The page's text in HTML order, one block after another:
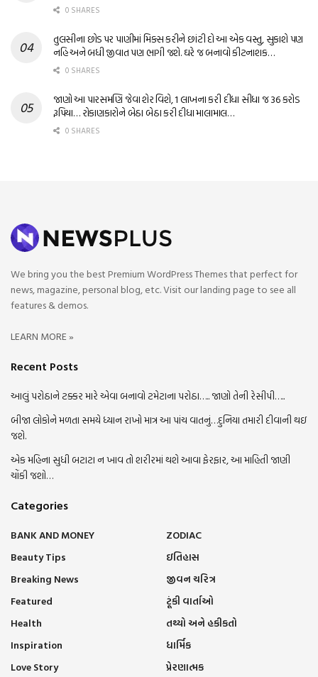
0 SHARES
તુલસીના છોડ પર પાણીમાં મિક્સ કરીને છાંટી દો આ એક વસ્તુ, સુકાશે પણ
નહિ અને બધી જીવાત પણ ભાગી જશે. ઘરે જ બનાવો કીટનાશક…
0 SHARES
જાણો આ પારસમણિ જેવા શેર વિશે, 1 લાખના કરી દીધા સીધા જ 36 કરોડ
રૂપિયા… રોકાણકારોને બેઠા બેઠા કરી દીધા માલામાલ…
0 SHARES
We bring you the best Premium WordPress Themes that perfect for
news, magazine, personal blog, etc. Visit our landing page to see all
features & demos.
LEARN MORE »
Recent Posts
આલું પરોઠાને ટક્કર મારે એવા બનાવો ટમેટાના પરોઠા….. જાણો તેની રેસીપી…..
બીજા લોકોને મળતા સમયે ધ્યાન રાખો માત્ર આ પાંચ વાતનું…દુનિયા તમારી દીવાની થઇ
જશે.
એક મહિના સુધી બટાટા ન ખાવ તો શરીરમાં થશે આવા ફેરફાર, આ માહિતી જાણી
ચોંકી જશો…
Categories
BANK AND MONEY
Beauty Tips
Breaking News
Featured
Health
Inspiration
Love Story
ZODIAC
ઇતિહાસ
જીવન ચરિત્ર
ટૂંકી વાર્તાઓ
તથ્યો અને હકીકતો
ધાર્મિક
પ્રેરણાત્મક